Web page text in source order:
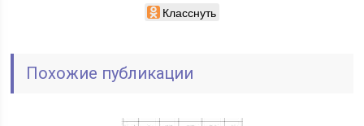
Класснуть
Похожие публикации